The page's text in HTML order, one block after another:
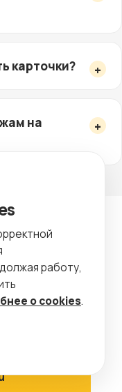
карточки?
на
именно
работу,
о cookies.